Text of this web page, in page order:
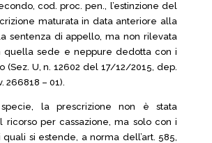
cod. proc. pen., l’estinzione del
maturata in data anteriore alla
sentenza di appello, ma non rilevata
quella sede e neppure dedotta con i
(Sez. U, n. 12602 del 17/12/2015, dep.
266818 – 01).
la prescrizione non è stata
ricorso per cassazione, ma solo con i
quali si estende, a norma dell’art. 585,